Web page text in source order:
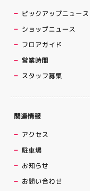
ピックアップニュース
ショップニュース
フロアガイド
営業時間
スタッフ募集
関連情報
アクセス
駐車場
お知らせ
お問い合わせ